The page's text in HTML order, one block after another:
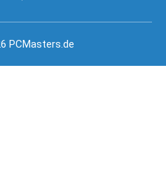
PCMasters.de